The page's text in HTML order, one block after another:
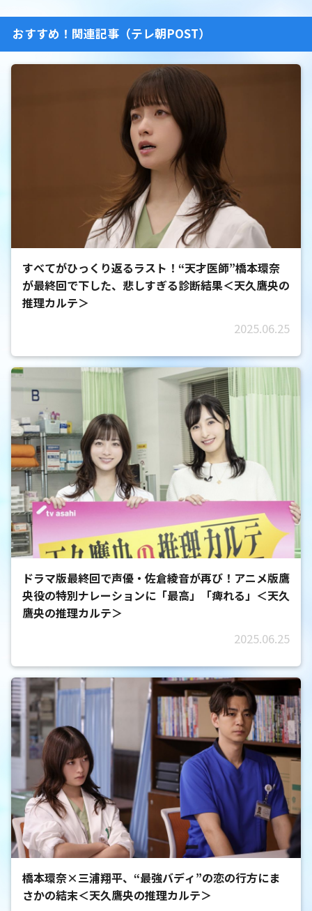
おすすめ！関連記事（テレ朝POST）
すべてがひっくり返るラスト！“天才医師”橋本環奈
が最終回で下した、悲しすぎる診断結果＜天久鷹央の
推理カルテ＞
2025.06.25
ドラマ版最終回で声優・佐倉綾音が再び！アニメ版鷹
央役の特別ナレーションに「最高」「痺れる」＜天久
鷹央の推理カルテ＞
2025.06.25
橋本環奈×三浦翔平、“最強バディ”の恋の行方にま
さかの結末＜天久鷹央の推理カルテ＞